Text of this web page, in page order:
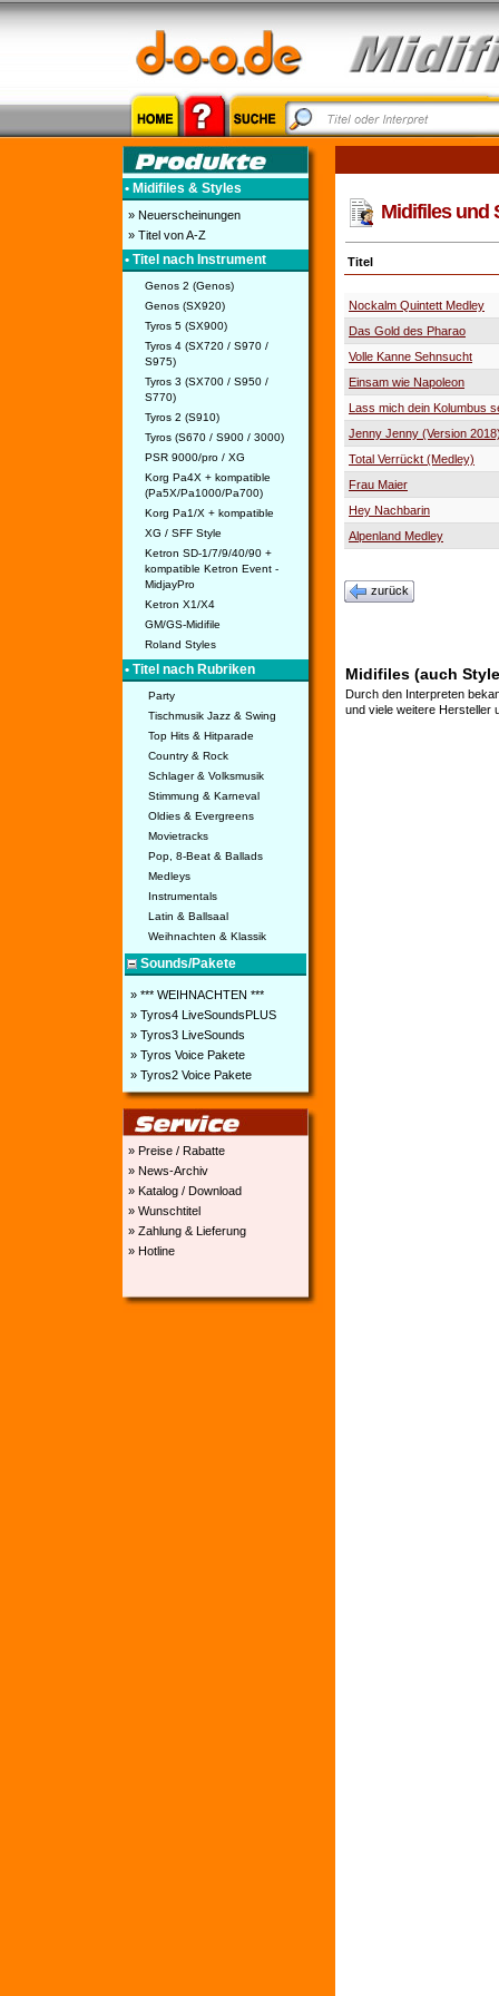
• Midifiles & Styles
» Neuerscheinungen
» Titel von A-Z
• Titel nach Instrument
Genos 2 (Genos)
Genos (SX920)
Tyros 5 (SX900)
Tyros 4 (SX720 / S970 /
S975)
Tyros 3 (SX700 / S950 /
S770)
Tyros 2 (S910)
Tyros (S670 / S900 / 3000)
PSR 9000/pro / XG
Korg Pa4X + kompatible
(Pa5X/Pa1000/Pa700)
Korg Pa1/X + kompatible
XG / SFF Style
Ketron SD-1/7/9/40/90 +
kompatible Ketron Event -
MidjayPro
Ketron X1/X4
GM/GS-Midifile
Roland Styles
• Titel nach Rubriken
Party
Tischmusik Jazz & Swing
Top Hits & Hitparade
Country & Rock
Schlager & Volksmusik
Stimmung & Karneval
Oldies & Evergreens
Movietracks
Pop, 8-Beat & Ballads
Medleys
Instrumentals
Latin & Ballsaal
Weihnachten & Klassik
Sounds/Pakete
» *** WEIHNACHTEN ***
» Tyros4 LiveSoundsPLUS
» Tyros3 LiveSounds
» Tyros Voice Pakete
» Tyros2 Voice Pakete
» Preise / Rabatte
» News-Archiv
» Katalog / Download
» Wunschtitel
» Zahlung & Lieferung
» Hotline
Midifiles und
Titel
Nockalm Quintett Medley
Das Gold des Pharao
Volle Kanne Sehnsucht
Einsam wie Napoleon
Lass mich dein Kolumbus
Jenny Jenny (Version
Total Verrückt (Medley)
Frau Maier
Hey Nachbarin
Alpenland Medley
zurück
Midifiles (auch
Durch den Interpreten
und viele weitere Hersteller